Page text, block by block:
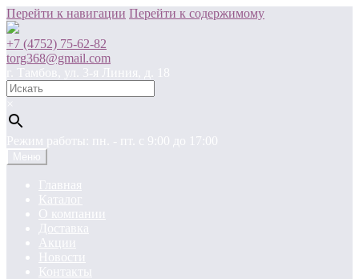
Перейти к навигации Перейти к содержимому
+7 (4752) 75-62-82
torg368@gmail.com
г. Тамбов, ул. 3-я Линия, д. 18
×
Режим работы: пн. - пт. c 9:00 до 17:00
Меню
Главная
Каталог
О компании
Доставка
Акции
Новости
Контакты